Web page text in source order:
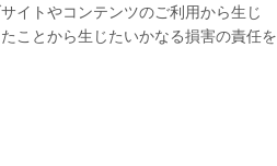
イトやコンテンツのご利用から生じ
ことから生じたいかなる損害の責任を